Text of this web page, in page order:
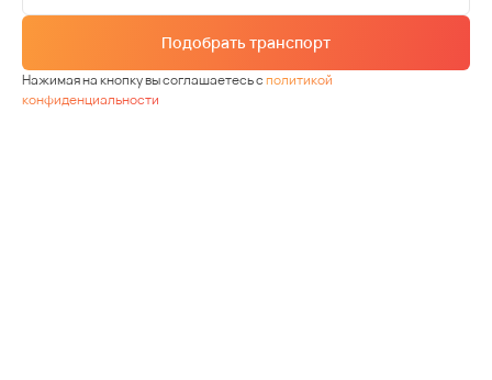
Подобрать транспорт
Нажимая на кнопку вы соглашаетесь сполитикой
конфиденциальности